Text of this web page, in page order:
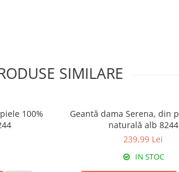
SIMILARE
100%
Geantă dama Serena, din piele 100%
naturală alb 8244
239,99 Lei
IN STOC